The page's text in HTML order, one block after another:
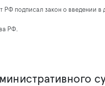
РФ подписал закон о введении в
РФ.